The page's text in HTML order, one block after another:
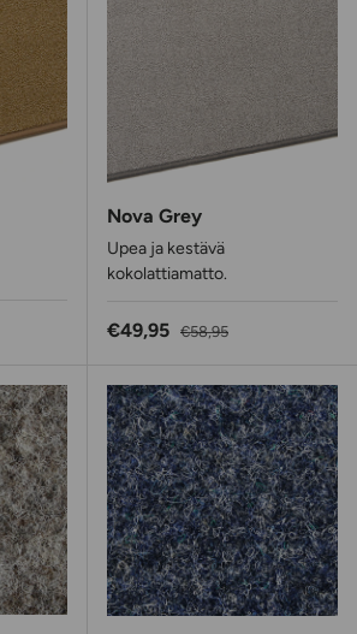
Nova Grey
Upea ja kestävä
kokolattiamatto.
Alennushinta
€49,95 Normaalihinta
€58,95